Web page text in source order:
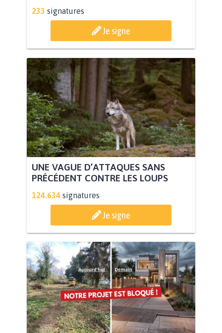
233 signatures
Je signe
UNE VAGUE D’ATTAQUES SANS
PRÉCÉDENT CONTRE LES LOUPS
124.634 signatures
Je signe